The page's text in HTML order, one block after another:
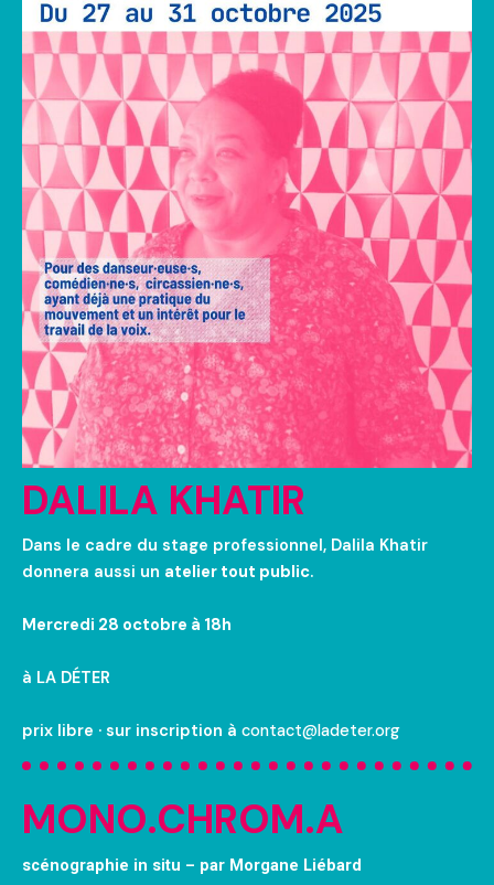
DALILA KHATIR
Dans le cadre du stage professionnel, Dalila Khatir
donnera aussi un atelier tout public.
Mercredi 28 octobre à 18h
à LA DÉTER
prix libre · sur inscription à contact@ladeter.org
MONO.CHROM.A
scénographie in situ – par Morgane Liébard